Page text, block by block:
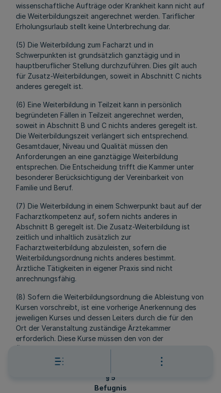
wissenschaftliche Aufträge oder Krankheit kann nicht auf
die Weiterbildungszeit angerechnet werden. Tariflicher
Erholungsurlaub stellt keine Unterbrechung dar.
(5) Die Weiterbildung zum Facharzt und in
Schwerpunkten ist grundsätzlich ganztägig und in
hauptberuflicher Stellung durchzuführen. Dies gilt auch
für Zusatz-Weiterbildungen, soweit in Abschnitt C nichts
anderes geregelt ist.
(6) Eine Weiterbildung in Teilzeit kann in persönlich
begründeten Fällen in Teilzeit angerechnet werden,
soweit in Abschnitt B und C nichts anderes geregelt ist.
Die Weiterbildungszeit verlängert sich entsprechend.
Gesamtdauer, Niveau und Qualität müssen den
Anforderungen an eine ganztägige Weiterbildung
entsprechen. Die Entscheidung trifft die Kammer unter
besonderer Berücksichtigung der Vereinbarkeit von
Familie und Beruf.
(7) Die Weiterbildung in einem Schwerpunkt baut auf der
Facharztkompetenz auf, sofern nichts anderes in
Abschnitt B geregelt ist. Die Zusatz-Weiterbildung ist
zeitlich und inhaltlich zusätzlich zur
Facharztweiterbildung abzuleisten, sofern die
Weiterbildungsordnung nichts anderes bestimmt.
Ärztliche Tätigkeiten in eigener Praxis sind nicht
anrechnungsfähig.
(8) Sofern die Weiterbildungsordnung die Ableistung von
Kursen vorschreibt, ist eine vorherige Anerkennung des
jeweiligen Kurses und dessen Leiters durch die für den
Ort der Veranstaltung zuständige Ärztekammer
erforderlich. Diese Kurse müssen den von der
Ärztekammer vorgeschriebenen Anforderungen
entsprechen.
§ 5
Befugnis